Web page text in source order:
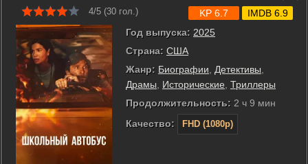
4/5 (30 гол.)
Год выпуска: 2025
Страна: США
Жанр: Биографии Детективы
Драмы
Исторические Триллеры
Продолжительность: 2 ч 9 мин
Качество:
FHD (1080p)
KP 6.7 IMDB 6.9